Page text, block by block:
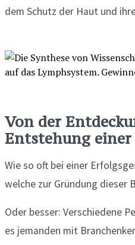
dem Schutz der Haut und
Von der
Entstehung
Wie so oft bei einer
welche zur Gründung dieser
Oder besser: Verschiedene
es jemanden mit